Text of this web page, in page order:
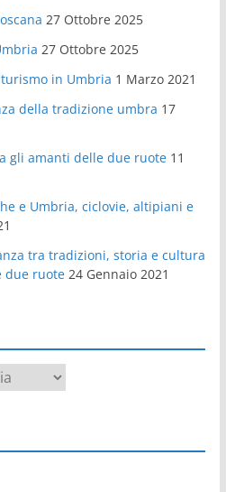
27 Ottobre 2025
27 Ottobre 2025
in Umbria 1 Marzo 2021
della tradizione umbra 17
gli amanti delle due ruote 11
e Umbria, ciclovie, altipiani e
tra tradizioni, storia e cultura
due ruote 24 Gennaio 2021